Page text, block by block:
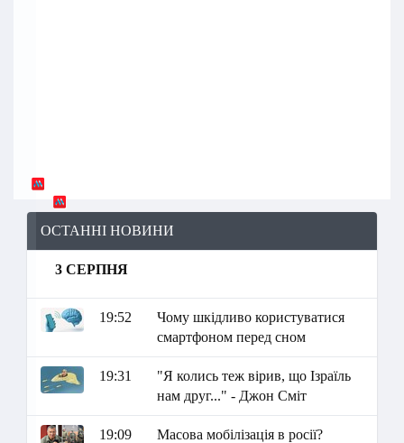
ОСТАННІ НОВИНИ
3 СЕРПНЯ
19:52
Чому шкідливо користуватися
смартфоном перед сном
19:31
"Я колись теж вірив, що Ізраїль
нам друг..." - Джон Сміт
19:09
Масова мобілізація в росії?